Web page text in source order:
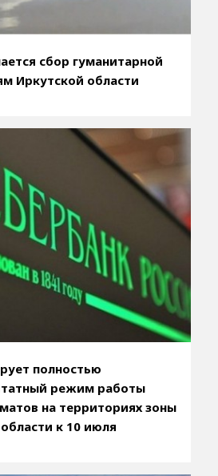
сбор гуманитарной
Иркутской области
полностью
режим работы
на территориях зоны
к 10 июля